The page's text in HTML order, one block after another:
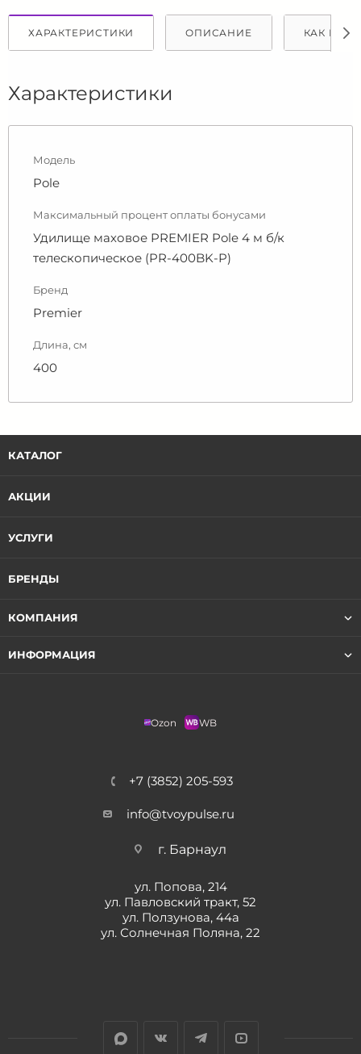
ХАРАКТЕРИСТИКИ ОПИСАНИЕ КАК
Характеристики
Модель
Pole
Максимальный процент оплаты бонусами
Удилище маховое PREMIER Pole 4 м б/к
телескопическое (PR-400BK-P)
Бренд
Premier
Длина, см
400
КАТАЛОГ
АКЦИИ
УСЛУГИ
БРЕНДЫ
КОМПАНИЯ
ИНФОРМАЦИЯ
Ozon WB
+7 (3852) 205-593
info@tvoypulse.ru
г. Барнаул
ул. Попова, 214
ул. Павловский тракт, 52
ул. Ползунова, 44а
ул. Солнечная Поляна, 22